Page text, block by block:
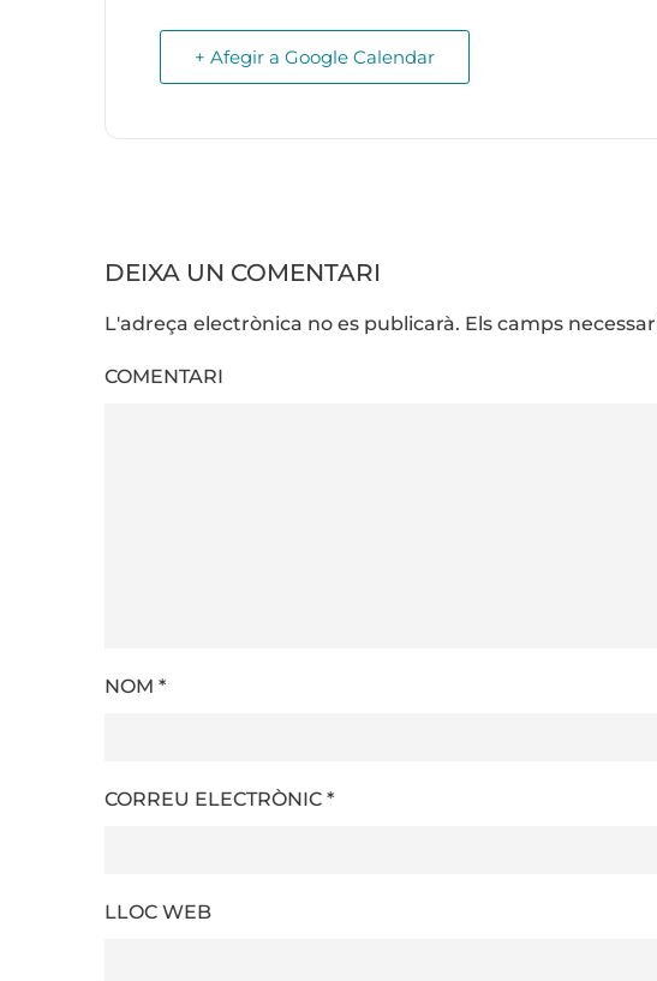
+ Afegir a Google Calendar
DEIXA UN COMENTARI
L'adreça electrònica no es publicarà. Els camps
COMENTARI
NOM *
CORREU ELECTRÒNIC *
LLOC WEB